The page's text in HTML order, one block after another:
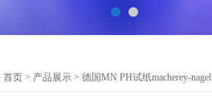
首页 > 产品展示 > 德国MN PH试纸macherey-nagel